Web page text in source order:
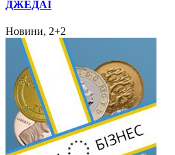
ДЖЕДАІ
Новини, 2+2